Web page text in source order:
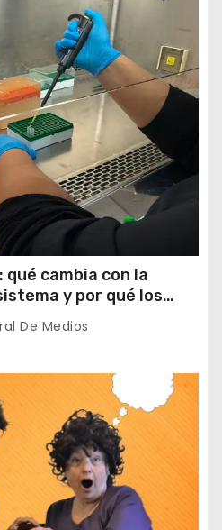
cambia con la
y por qué los
para garantizar la
De Medios